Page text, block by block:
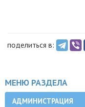
поделиться в:
МЕНЮ РАЗДЕЛА
АДМИНИСТРАЦИЯ